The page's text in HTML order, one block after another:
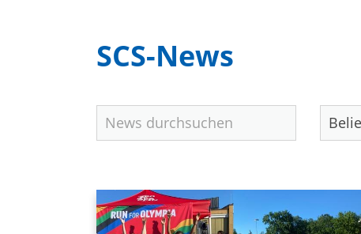
SCS-News
Sport Club Siemensstadt Berlin e.V.
Buolstr. 14
13629 Berlin